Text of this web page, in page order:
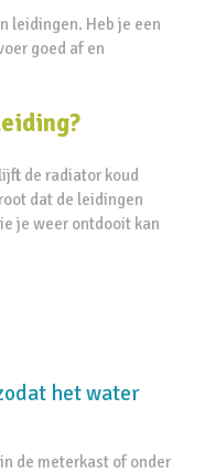
leidingen. Heb je een
goed af en
de radiator koud
dat de leidingen
je weer ontdooit kan
het water
de meterkast of onder